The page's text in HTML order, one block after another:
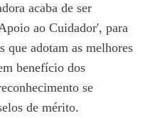
acaba de ser
ao Cuidador', para
que adotam as melhores
benefício dos
se
de mérito.